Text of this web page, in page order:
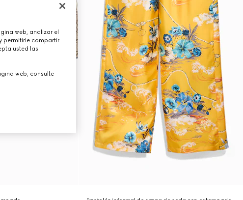
web, analizar el
permitirle compartir
usted las
web, consulte